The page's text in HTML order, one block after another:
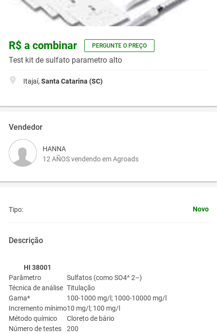
R$ a combinar PERGUNTE O PREÇO
Test kit de sulfato parametro alto
Itajaí, Santa Catarina (SC)
Vendedor
HANNA
12 AÑOS vendendo em Agroads
Tipo: Novo
Descrição
HI 38001
Parâmetro
Sulfatos (como SO4^ 2–)
Técnica de análise Titulação
Gama*
100-1000 mg/l; 1000-10000 mg/l
Incremento mínimo10 mg/l; 100 mg/l
Método químico
Cloreto de bário
Número de testes
200